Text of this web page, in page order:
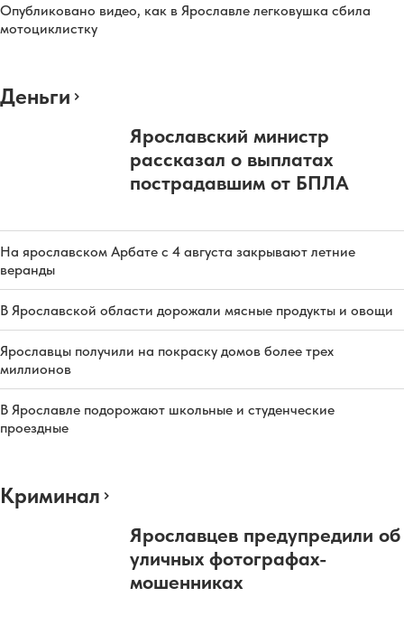
Опубликовано видео, как в Ярославле легковушка сбила
мотоциклистку
Деньги
Ярославский министр
рассказал о выплатах
пострадавшим от БПЛА
На ярославском Арбате с 4 августа закрывают летние
веранды
В Ярославской области дорожали мясные продукты и овощи
Ярославцы получили на покраску домов более трех
миллионов
В Ярославле подорожают школьные и студенческие
проездные
Криминал
Ярославцев предупредили об
уличных фотографах-
мошенниках